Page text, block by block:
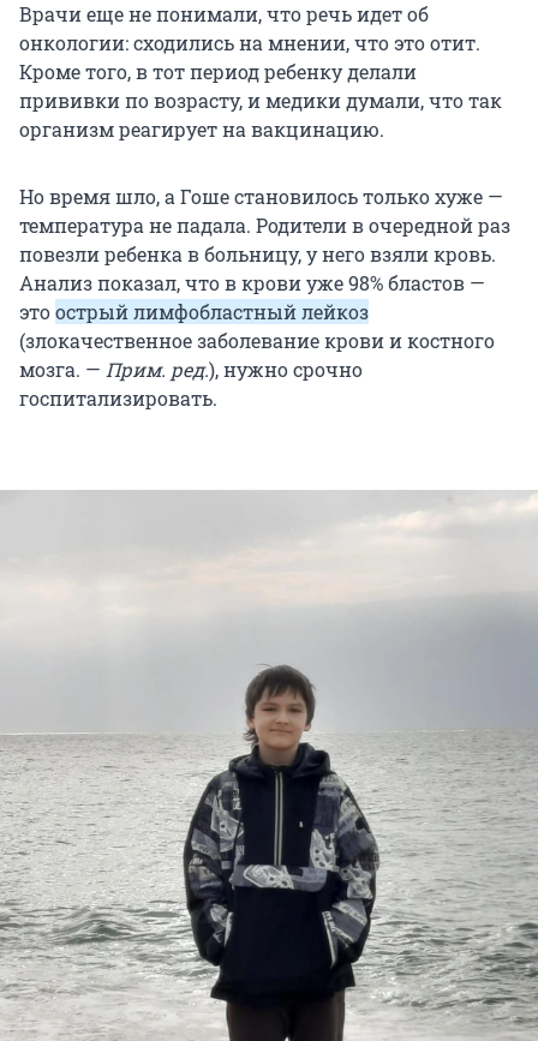
Врачи еще не понимали, что речь идет об
онкологии: сходились на мнении, что это отит.
Кроме того, в тот период ребенку делали
прививки по возрасту, и медики думали, что так
организм реагирует на вакцинацию.
Но время шло, а Гоше становилось только хуже —
температура не падала. Родители в очередной раз
повезли ребенка в больницу, у него взяли кровь.
Анализ показал, что в крови уже 98% бластов —
этоострый лимфобластный лейкоз
(злокачественное заболевание крови и костного
мозга. — Прим. ред.), нужно срочно
госпитализировать.